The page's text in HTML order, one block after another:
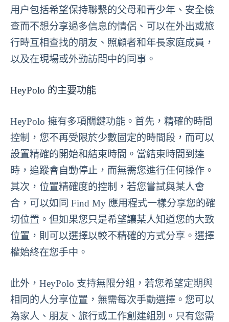
用户包括希望保持聯繫的父母和青少年、安全檢
查而不想分享過多信息的情侶、可以在外出或旅
行時互相查找的朋友、照顧者和年長家庭成員，
以及在現場或外勤訪問中的同事。
HeyPolo 的主要功能
HeyPolo 擁有多項關鍵功能。首先，精確的時間
控制，您不再受限於少數固定的時間段，而可以
設置精確的開始和結束時間。當結束時間到達
時，追蹤會自動停止，而無需您進行任何操作。
其次，位置精確度的控制，若您嘗試與某人會
合，可以如同 Find My 應用程式一樣分享您的確
切位置。但如果您只是希望讓某人知道您的大致
位置，則可以選擇以較不精確的方式分享。選擇
權始終在您手中。
此外，HeyPolo 支持無限分組，若您希望定期與
相同的人分享位置，無需每次手動選擇。您可以
為家人、朋友、旅行或工作創建組別。只有您需